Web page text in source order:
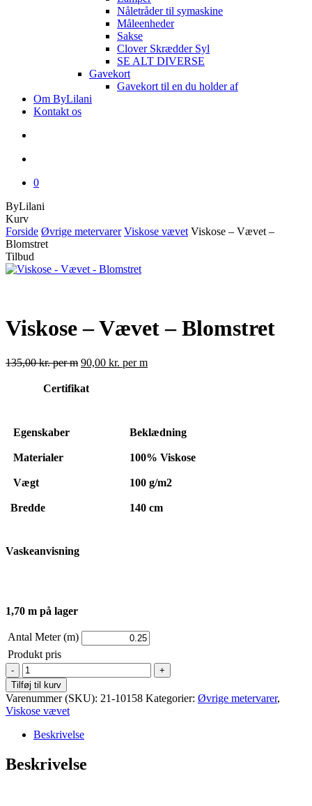
Nåletråder til symaskine
Måleenheder
Sakse
Clover Skrædder Syl
SE ALT DIVERSE
Gavekort
Gavekort til en du holder af
Om ByLilani
Kontakt os
0
ByLilani
KurvClose
Cart
Forside Øvrige metervarer Viskose vævet Viskose – Vævet –
Blomstret
Tilbud
Viskose – Vævet – Blomstret
135,00kr.per m 90,00 kr. per m
Certifikat
Egenskaber Beklædning
Materialer 100% Viskose
Vægt 100 g/m2
Bredde 140 cm
Vaskeanvisning
1,70 m på lager
Antal Meter (m)
Produkt pris
Viskose
-
Vævet
-
Blomstret
antal
Tilføj til kurv
Varenummer (SKU): 21-10158 Kategorier: Øvrige metervarer,
Viskose vævet
Beskrivelse
Beskrivelse